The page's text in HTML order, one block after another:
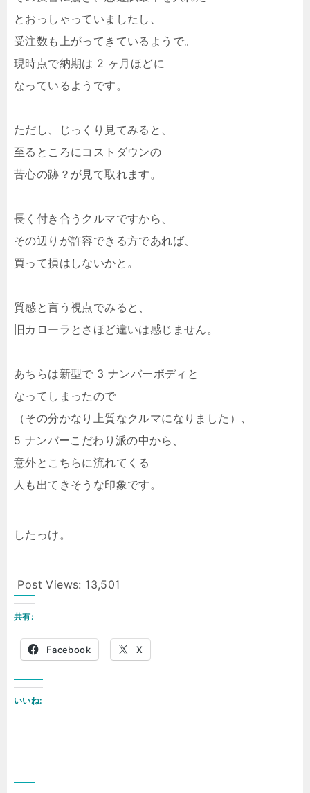
とおっしゃっていましたし、
受注数も上がってきているようで。
現時点で納期は 2 ヶ月ほどに
なっているようです。
ただし、じっくり見てみると、
至るところにコストダウンの
苦心の跡？が見て取れます。
長く付き合うクルマですから、
その辺りが許容できる方であれば、
買って損はしないかと。
質感と言う視点でみると、
旧カローラとさほど違いは感じません。
あちらは新型で 3 ナンバーボディと
なってしまったので
（その分かなり上質なクルマになりました）、
5 ナンバーこだわり派の中から、
意外とこちらに流れてくる
人も出てきそうな印象です。
したっけ。
Post Views: 13,501
共有:
Facebook X
いいね: